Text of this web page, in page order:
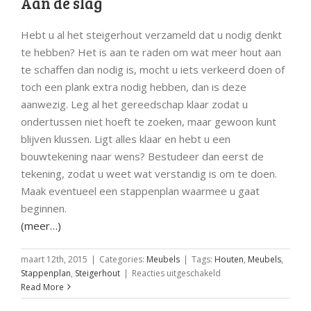
Hebt u al het steigerhout verzameld dat u nodig denkt
te hebben? Het is aan te raden om wat meer hout aan
te schaffen dan nodig is, mocht u iets verkeerd doen of
toch een plank extra nodig hebben, dan is deze
aanwezig. Leg al het gereedschap klaar zodat u
ondertussen niet hoeft te zoeken, maar gewoon kunt
blijven klussen. Ligt alles klaar en hebt u een
bouwtekening naar wens? Bestudeer dan eerst de
tekening, zodat u weet wat verstandig is om te doen.
Maak eventueel een stappenplan waarmee u gaat
beginnen.
(meer…)
maart 12th, 2015 | Categories: Meubels | Tags: Houten, Meubels,
Stappenplan, Steigerhout | Reacties uitgeschakeld
om
Read More